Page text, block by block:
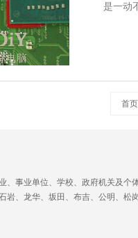
是一动
首页
事业单位、学校、政府机关及个
岩、龙华、坂田、布吉、公明、松